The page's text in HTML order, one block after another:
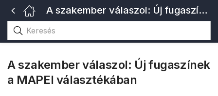
A szakember válaszol: Új fugaszínek a MAPEI választékában
A szakember válaszol: Új fugaszínek
a MAPEI választékában